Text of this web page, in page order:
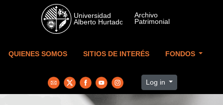
Skip to main content
QUIENES SOMOS SITIOS DE INTERÉS FONDOS
Log in